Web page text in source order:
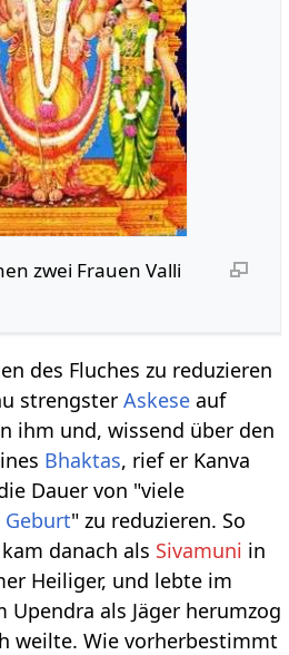
zwei Frauen Valli
des Fluches zu reduzieren
strengsterAskese auf
ihm und, wissend über den
Bhaktas, rief er Kanva
Dauer von "viele
Geburt" zu reduzieren. So
danach als Sivamuni in
Heiliger, und lebte im
Upendra als Jäger herumzog
weilte. Wie vorherbestimmt